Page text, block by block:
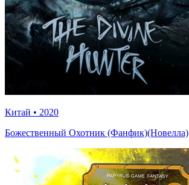
Китай • 2020
Божественный Охотник (Фанфик)(Новелла)